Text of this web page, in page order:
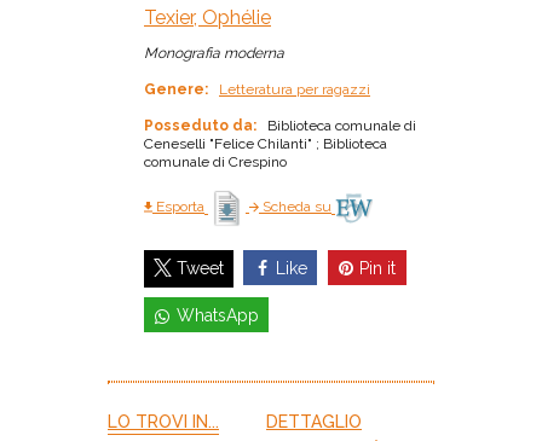
Texier, Ophélie
Monografia moderna
Genere: Letteratura per ragazzi
Posseduto da:
Biblioteca comunale di
Ceneselli "Felice Chilanti" ; Biblioteca
comunale di Crespino
Esporta Scheda su
Tweet Like Pin it
WhatsApp
LO TROVI IN...
DETTAGLIO